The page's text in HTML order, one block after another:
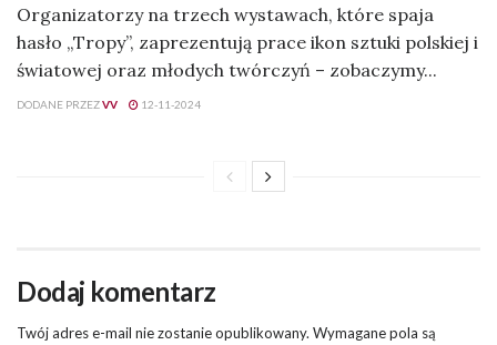
Organizatorzy na trzech wystawach, które spaja
hasło „Tropy”, zaprezentują prace ikon sztuki polskiej i
światowej oraz młodych twórczyń – zobaczymy...
DODANE PRZEZVV 12-11-2024
Dodaj komentarz
Twój adres e-mail nie zostanie opublikowany. Wymagane pola są